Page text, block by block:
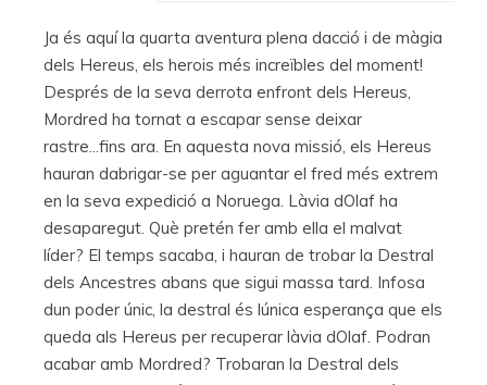
Ja és aquí la quarta aventura plena dacció i de màgia
dels Hereus, els herois més increïbles del moment!
Després de la seva derrota enfront dels Hereus,
Mordred ha tornat a escapar sense deixar
rastre...fins ara. En aquesta nova missió, els Hereus
hauran dabrigar-se per aguantar el fred més extrem
en la seva expedició a Noruega. Làvia dOlaf ha
desaparegut. Què pretén fer amb ella el malvat
líder? El temps sacaba, i hauran de trobar la Destral
dels Ancestres abans que sigui massa tard. Infosa
dun poder únic, la destral és lúnica esperança que els
queda als Hereus per recuperar làvia dOlaf. Podran
acabar amb Mordred? Trobaran la Destral dels